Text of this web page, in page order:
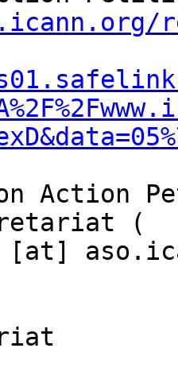
Action
(